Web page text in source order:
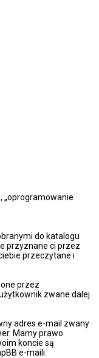
„oprogramowanie
do katalogu
przyznane ci przez
przeczytane i
przez
zwane dalej
adres e-mail zwany
Mamy prawo
koncie są
e-maili.